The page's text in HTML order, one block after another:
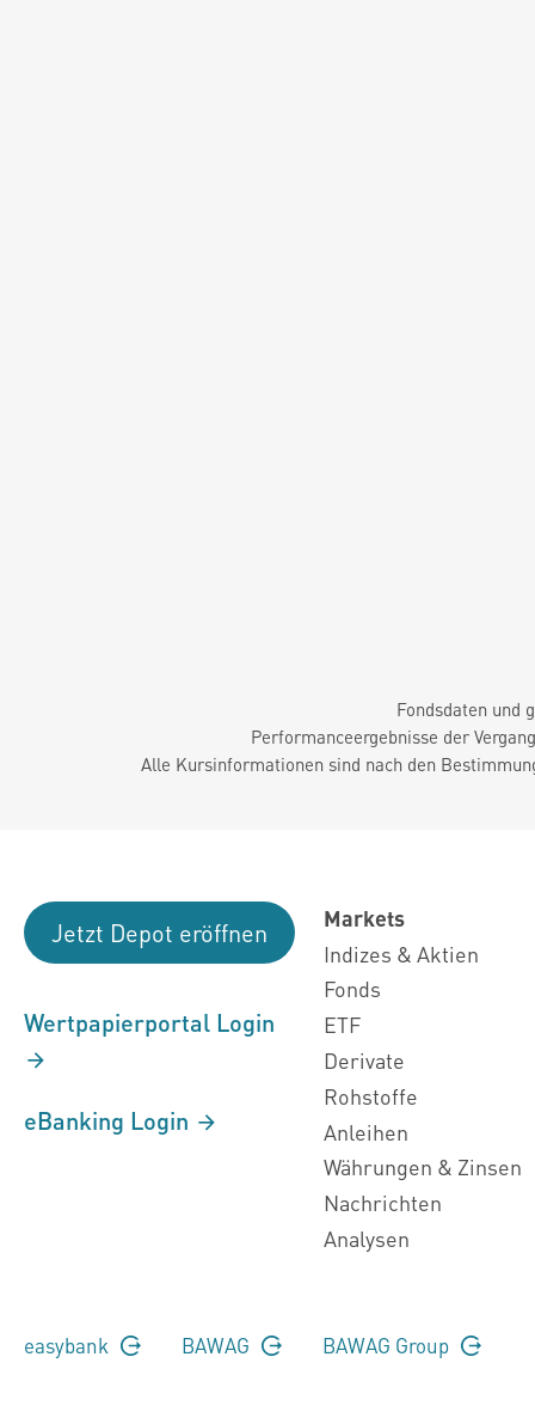
Fondsdaten und
Performanceergebnisse der
Alle Kursinformationen sind nach den
Jetzt Depot eröffnen
Wertpapierportal Login
eBanking Login
Markets
Indizes & Aktien
Fonds
ETF
Derivate
Rohstoffe
Anleihen
Währungen & Zinsen
Nachrichten
Analysen
easybank BAWAG BAWAG Group